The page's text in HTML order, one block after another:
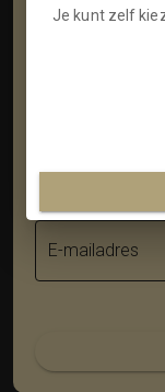
E-mailadres
Je kunt zelf